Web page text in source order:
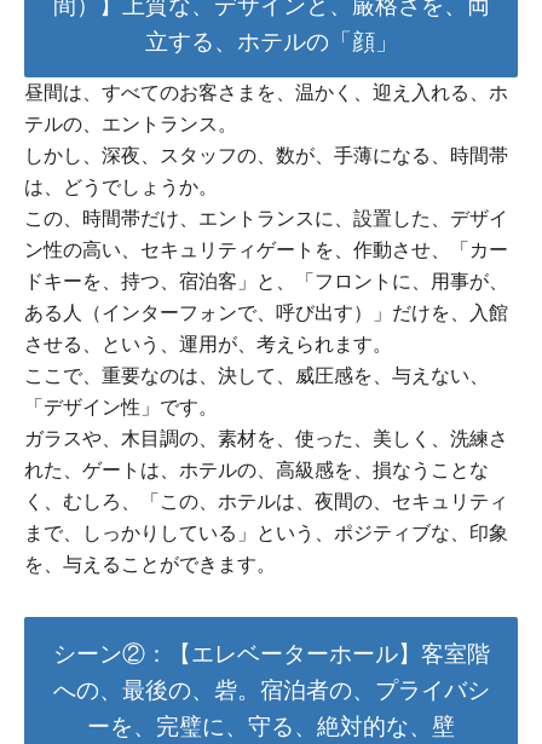
立する、ホテルの「顔」
昼間は、すべてのお客さまを、温かく、迎え入れる、ホ
テルの、エントランス。
しかし、深夜、スタッフの、数が、手薄になる、時間帯
は、どうでしょうか。
この、時間帯だけ、エントランスに、設置した、デザイ
ン性の高い、セキュリティゲートを、作動させ、「カー
ドキーを、持つ、宿泊客」と、「フロントに、用事が、
ある人（インターフォンで、呼び出す）」だけを、入館
させる、という、運用が、考えられます。
ここで、重要なのは、決して、威圧感を、与えない、
「デザイン性」です。
ガラスや、木目調の、素材を、使った、美しく、洗練さ
れた、ゲートは、ホテルの、高級感を、損なうことな
く、むしろ、「この、ホテルは、夜間の、セキュリティ
まで、しっかりしている」という、ポジティブな、印象
を、与えることができます。
シーン②：【エレベーターホール】客室階
への、最後の、砦。宿泊者の、プライバシ
ーを、完璧に、守る、絶対的な、壁